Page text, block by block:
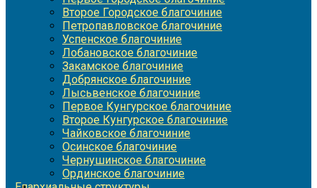
Второе Городское благочиние
Петропавловское благочиние
Успенское благочиние
Лобановское благочиние
Закамское благочиние
Добрянское благочиние
Лысьвенское благочиние
Первое Кунгурское благочиние
Второе Кунгурское благочиние
Чайковское благочиние
Осинское благочиние
Чернушинское благочиние
Ординское благочиние